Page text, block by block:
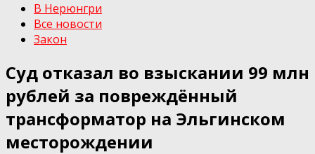
В Нерюнгри
Все новости
Закон
Суд отказал во взыскании 99 млн
рублей за повреждённый
трансформатор на Эльгинском
месторождении